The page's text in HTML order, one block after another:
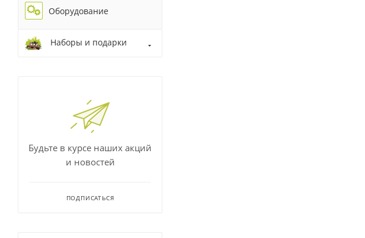
Оборудование
Наборы и подарки
Будьте в курсе наших акций
и новостей
ПОДПИСАТЬСЯ